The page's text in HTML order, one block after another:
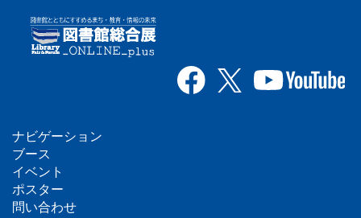
フ
ッ
ナビゲーション
ブース
イベント
ポスター
問い合わせ